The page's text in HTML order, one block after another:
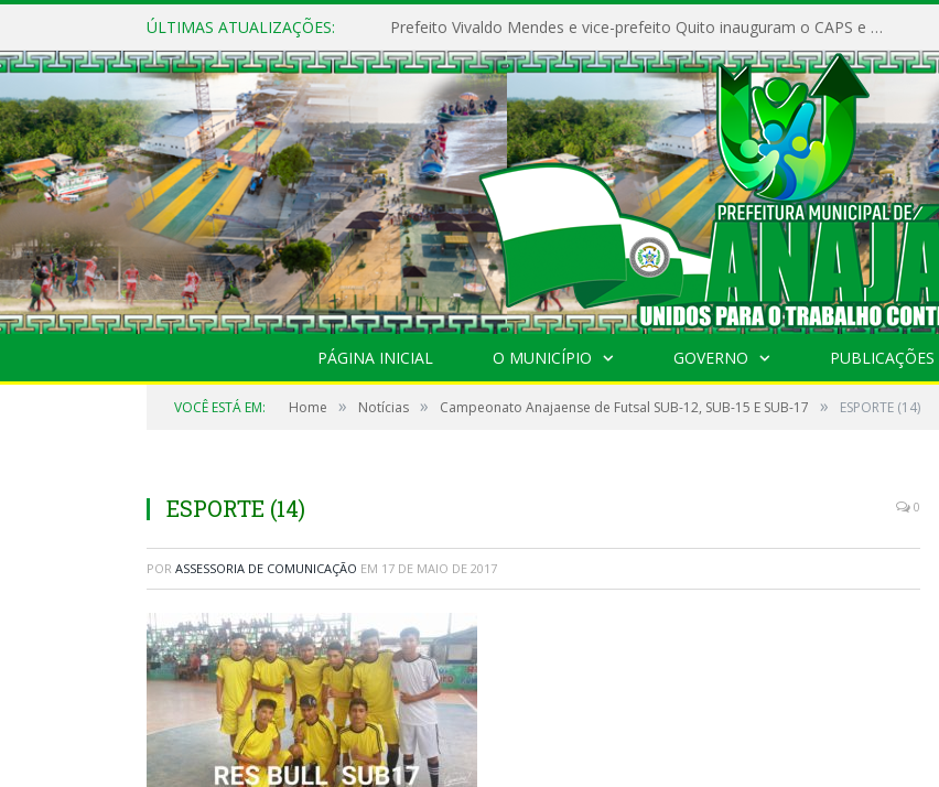
ÚLTIMAS ATUALIZAÇÕES: Prefeito Vivaldo Mendes e vice-prefeito Quito inauguram o CAPS e fortalecem a saúde pública em Anajás.
PÁGINA INICIAL O MUNICÍPIO GOVERNO PUBLICAÇÕES
VOCÊ ESTÁ EM: Home » Notícias » Campeonato Anajaense de Futsal SUB-12, SUB-15 E SUB-17 » ESPORTE (14)
ESPORTE (14) 0
POR ASSESSORIA DE COMUNICAÇÃO EM 17 DE MAIO DE 2017